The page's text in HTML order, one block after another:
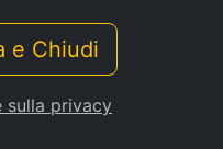
e Chiudi
sulla privacy
- gspit.eu